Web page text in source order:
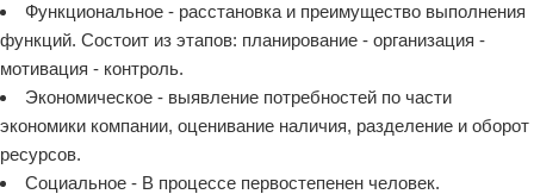
Функциональное - расстановка и преимущество выполнения
функций. Состоит из этапов: планирование - организация -
мотивация - контроль.
Экономическое - выявление потребностей по части
экономики компании, оценивание наличия, разделение и оборот
ресурсов.
Социальное - В процессе первостепенен человек.